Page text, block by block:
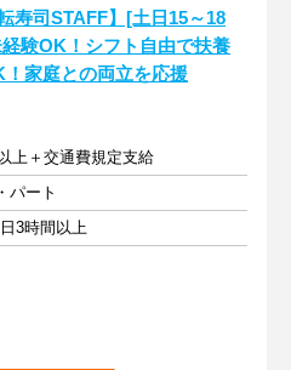
転寿司STAFF】[土日15～18
経験OK！シフト自由で扶養
！家庭との両立を応援
上＋交通費規定支給
パート
3時間以上